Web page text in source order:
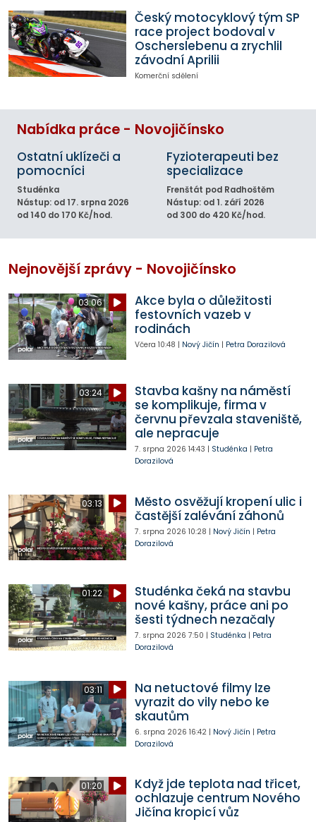
Český motocyklový tým SP
race project bodoval v
Oscherslebenu a zrychlil
závodní Aprilii
Komerční sdělení
Nabídka práce - Novojičínsko
Ostatní uklízeči a
pomocníci
Studénka
Nástup: od 17. srpna 2026
od 140 do 170 Kč/hod.
Fyzioterapeuti bez
specializace
Frenštát pod Radhoštěm
Nástup: od 1. září 2026
od 300 do 420 Kč/hod.
Nejnovější zprávy - Novojičínsko
03:06
Akce byla o důležitosti
festovních vazeb v
rodinách
Včera 10:48 | Nový Jičín | Petra Dorazilová
03:24
Stavba kašny na náměstí
se komplikuje, firma v
červnu převzala staveniště,
ale nepracuje
7. srpna 2026 14:43 | Studénka | Petra
Dorazilová
03:13
Město osvěžují kropení ulic i
častější zalévání záhonů
7. srpna 2026 10:28 | Nový Jičín | Petra
Dorazilová
01:22
Studénka čeká na stavbu
nové kašny, práce ani po
šesti týdnech nezačaly
7. srpna 2026 7:50 | Studénka | Petra
Dorazilová
03:11
Na netuctové filmy lze
vyrazit do vily nebo ke
skautům
6. srpna 2026 16:42| Nový Jičín | Petra
Dorazilová
01:20
Když jde teplota nad třicet,
ochlazuje centrum Nového
Jičína kropicí vůz